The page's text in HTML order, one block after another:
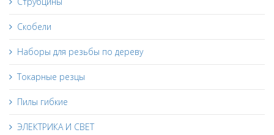
Скобели
Наборы для резьбы по дереву
Токарные резцы
Пилы гибкие
ЭЛЕКТРИКА И СВЕТ